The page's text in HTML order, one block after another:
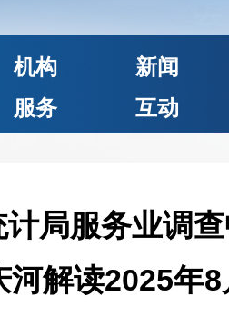
机构
新闻
服务
互动
计局服务业调
河解读2025年